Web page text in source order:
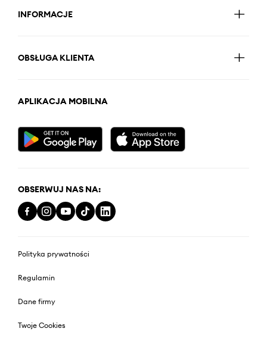
INFORMACJE
OBSŁUGA KLIENTA
APLIKACJA MOBILNA
OBSERWUJ NAS NA:
Polityka prywatności
Regulamin
Dane firmy
Twoje Cookies